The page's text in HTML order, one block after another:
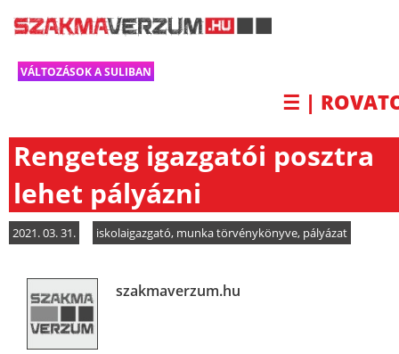
VÁLTOZÁSOK A SULIBAN
☰ |
Rengeteg igazgatói posztra
lehet pályázni
2021. 03. 31. iskolaigazgató, munka törvénykönyve, pályázat
szakmaverzum.hu